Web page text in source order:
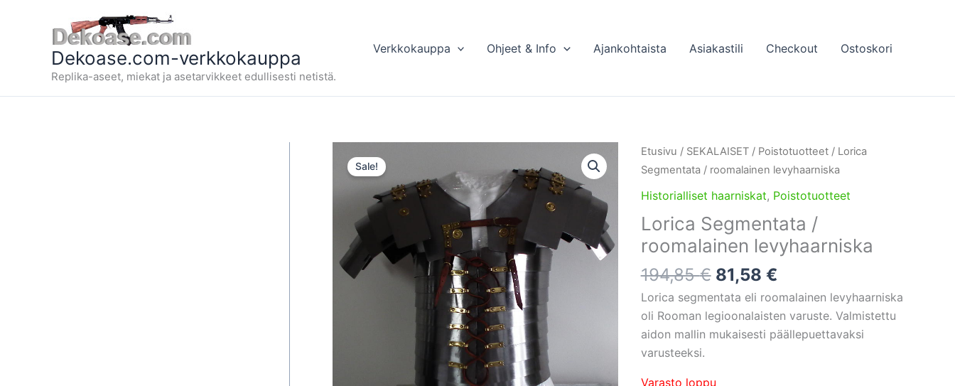
Dekoase.com-verkkokauppa
Replika-aseet, miekat ja asetarvikkeet edullisesti netistä.
Verkkokauppa Ohjeet & Info Ajankohtaista Asiakastili Checkout Ostoskori
Sale!
Etusivu / SEKALAISET/ Poistotuotteet/ Lorica
Segmentata / roomalainen levyhaarniska
Historialliset haarniskat, Poistotuotteet
Lorica Segmentata /
roomalainen levyhaarniska
194,85€ Alkuperäinen
hinta
oli:
194,85 €.
81,58 €Nykyinen
hinta
on:
81,58 €.
Lorica segmentata eli roomalainen levyhaarniska
oli Rooman legioonalaisten varuste. Valmistettu
aidon mallin mukaisesti päällepuettavaksi
varusteeksi.
Varasto loppu